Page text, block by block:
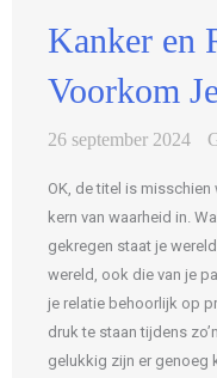
Kanker en
Voorkom
26 september 2024
OK, de titel is
kern van waarheid in.
gekregen staat je
wereld, ook die van je
je relatie behoorlijk op
druk te staan tijdens
gelukkig zijn er genoeg